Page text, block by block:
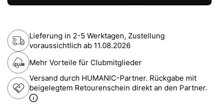
Lieferung in 2-5 Werktagen, Zustellung
voraussichtlich ab 11.08.2026
Mehr Vorteile für Clubmitglieder
Versand durch HUMANIC-Partner. Rückgabe mit
beigelegtem Retourenschein direkt an den Partner.